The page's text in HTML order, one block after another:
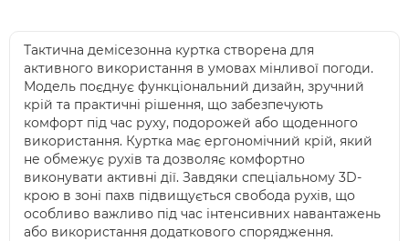
Тактична демісезонна куртка створена для
активного використання в умовах мінливої погоди.
Модель поєднує функціональний дизайн, зручний
крій та практичні рішення, що забезпечують
комфорт під час руху, подорожей або щоденного
використання. Куртка має ергономічний крій, який
не обмежує рухів та дозволяє комфортно
виконувати активні дії. Завдяки спеціальному 3D-
крою в зоні пахв підвищується свобода рухів, що
особливо важливо під час інтенсивних навантажень
або використання додаткового спорядження.